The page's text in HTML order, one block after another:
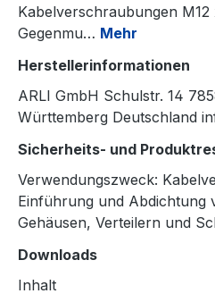
Kabelverschraubungen M12
Gegenmu… Mehr
Herstellerinformationen
ARLI GmbH Schulstr. 14
Württemberg Deutschland
Sicherheits- und
Verwendungszweck:
Einführung und Abdichtung
Gehäusen, Verteilern und
Downloads
Inhalt